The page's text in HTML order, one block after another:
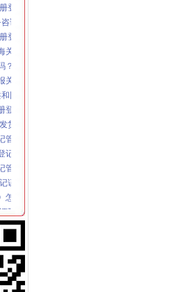
询_浙江电子口岸
登记证书,仅出具临时报关单位注
关报关单位注册登记证书的公告
-全关通信息网
员-海南省政务服务中心
国海关报关单位注册登记管理
记证书_安徽龙涎中生物科
货人报关单位注册登记证书有效期
理规定.doc
管理规定2014》.doc
管理规定（海关总署第221号令）
明书】-价格：18.0000元-se
么换证。（深圳海关）_已解决-
延续及换证_报关员资格_新浪
需要的材料有哪些_已解决-阿里
海关报关单位注册登记管理规
书-牛樟芝片-福建欣利维健
送设备,环保设备,钢结构,盛运
-全关通信息网
管理规定_全文